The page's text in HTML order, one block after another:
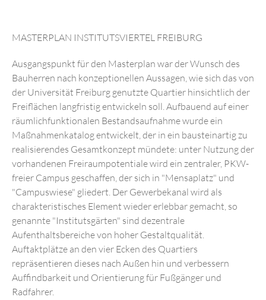
IMPRESSUM
MASTERPLAN INSTITUTSVIERTEL FREIBURG
Ausgangspunkt für den Masterplan war der Wunsch des
Bauherren nach konzeptionellen Aussagen, wie sich das von
der Universität Freiburg genutzte Quartier hinsichtlich der
Freiflächen langfristig entwickeln soll. Aufbauend auf einer
räumlichfunktionalen Bestandsaufnahme wurde ein
Maßnahmenkatalog entwickelt, der in ein bausteinartig zu
realisierendes Gesamtkonzept mündete: unter Nutzung der
vorhandenen Freiraumpotentiale wird ein zentraler, PKW-
freier Campus geschaffen, der sich in "Mensaplatz" und
"Campuswiese" gliedert. Der Gewerbekanal wird als
charakteristisches Element wieder erlebbar gemacht, so
genannte "Institutsgärten" sind dezentrale
Aufenthaltsbereiche von hoher Gestaltqualität.
Auftaktplätze an den vier Ecken des Quartiers
repräsentieren dieses nach Außen hin und verbessern
Auffindbarkeit und Orientierung für Fußgänger und
Radfahrer.